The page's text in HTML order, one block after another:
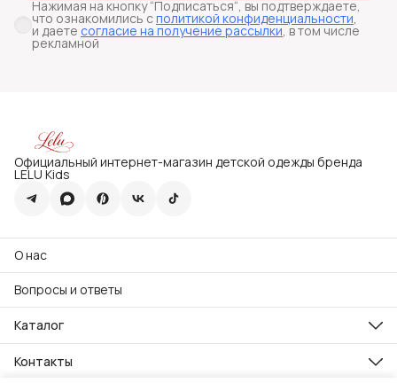
Нажимая на кнопку “Подписаться“, вы подтверждаете,
что ознакомились сполитикой конфиденциальности,
и даете согласие на получение рассылки, в том числе
рекламной
Официальный интернет-магазин детской одежды бренда
LELU Kids
О нас
Вопросы и ответы
Каталог
Все товары
Премиум
Контакты